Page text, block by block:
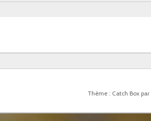
Thème : Catch Box par